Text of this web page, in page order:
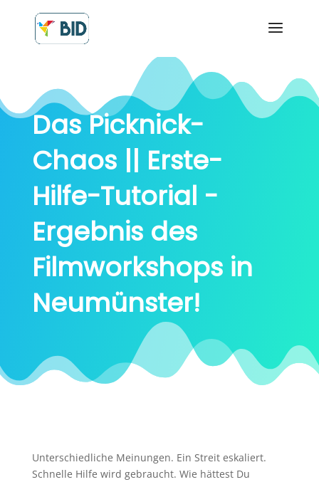
Das Picknick-
Chaos || Erste-
Hilfe-Tutorial -
Ergebnis des
Filmworkshops in
Neumünster!
Unterschiedliche Meinungen. Ein Streit eskaliert.
Schnelle Hilfe wird gebraucht. Wie hättest Du